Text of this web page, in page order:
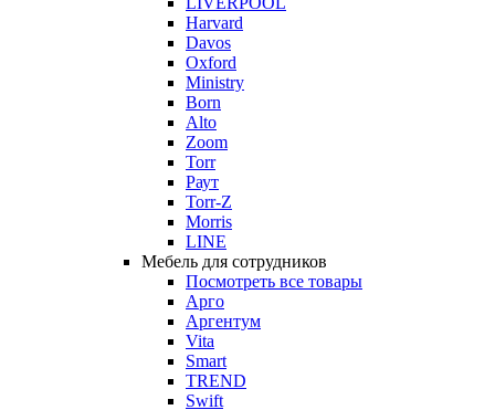
Harvard
Davos
Oxford
Ministry
Born
Alto
Zoom
Torr
Раут
Torr-Z
Morris
LINE
Мебель для сотрудников
Посмотреть все товары
Арго
Аргентум
Vita
Smart
TREND
Swift